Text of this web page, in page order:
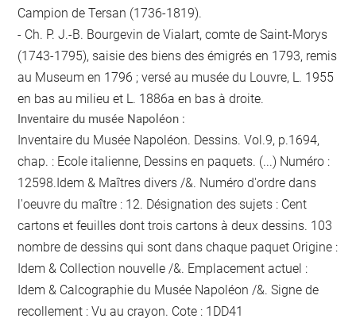
Campion de Tersan (1736-1819).
- Ch. P. J.-B. Bourgevin de Vialart, comte de Saint-Morys
(1743-1795), saisie des biens des émigrés en 1793, remis
au Museum en 1796 ; versé au musée du Louvre, L. 1955
en bas au milieu et L. 1886a en bas à droite.
Inventaire du musée Napoléon :
Inventaire du Musée Napoléon. Dessins. Vol.9, p.1694,
chap. : Ecole italienne, Dessins en paquets. (...) Numéro :
12598.Idem & Maîtres divers /&. Numéro d'ordre dans
l'oeuvre du maître : 12. Désignation des sujets : Cent
cartons et feuilles dont trois cartons à deux dessins. 103
nombre de dessins qui sont dans chaque paquet Origine :
Idem & Collection nouvelle /&. Emplacement actuel :
Idem & Calcographie du Musée Napoléon /&. Signe de
recollement :Vu au crayon. Cote : 1DD41